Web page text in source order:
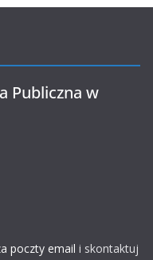
Publiczna w
poczty email i skontaktuj